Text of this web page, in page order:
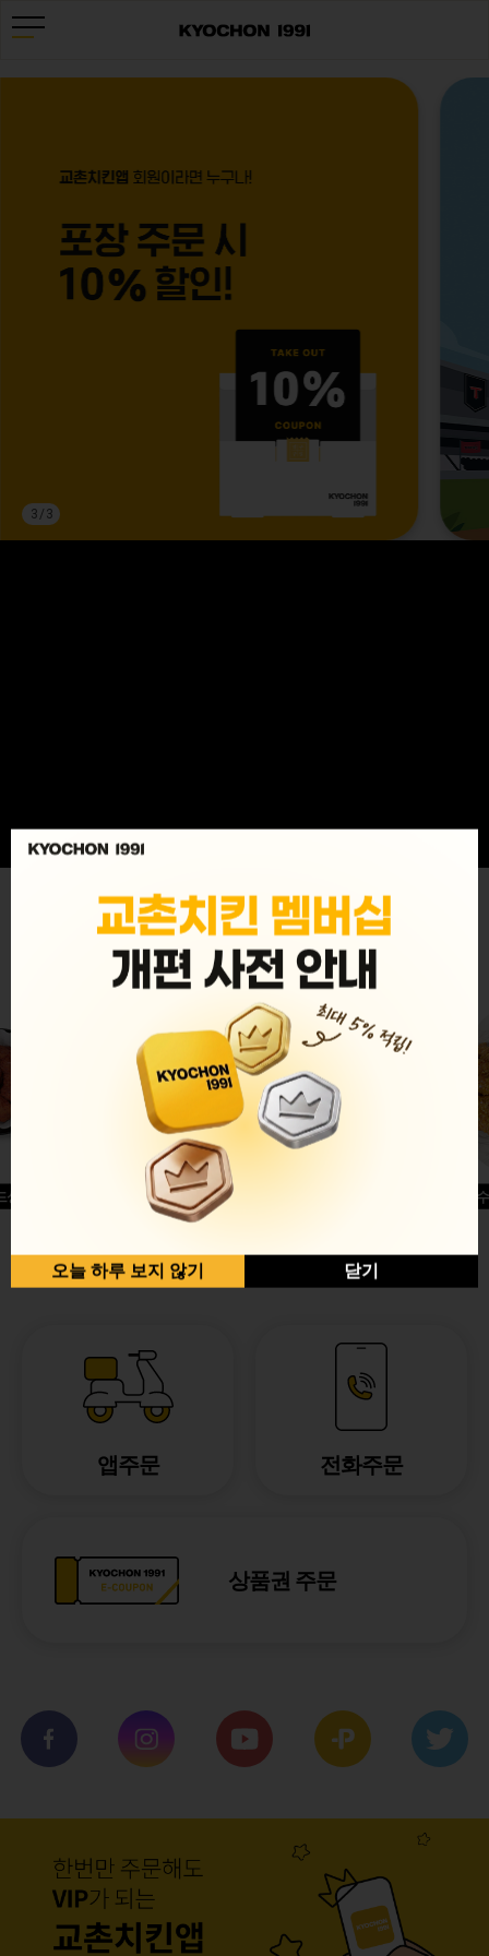
3/ 3
MENU
글윙
반반순살[레드+허니]
허니옥
앱주문 전화주문
상품권 주문
오늘 하루 보지 않기 닫기